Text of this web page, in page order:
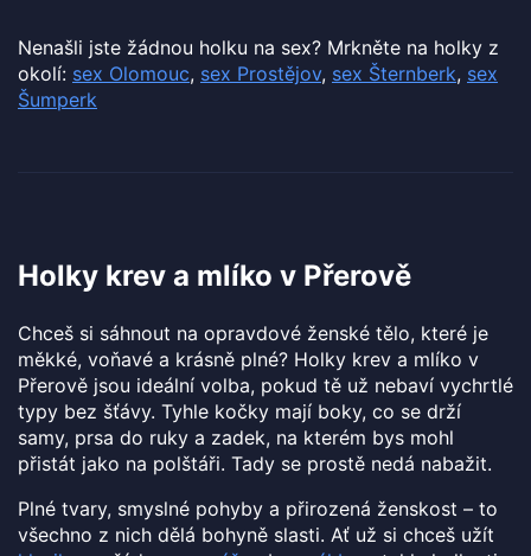
Nenašli jste žádnou holku na sex? Mrkněte na holky z
okolí: sex Olomouc, sex Prostějov, sex Šternberk, sex
Šumperk
Holky krev a mlíko v Přerově
Chceš si sáhnout na opravdové ženské tělo, které je
měkké, voňavé a krásně plné? Holky krev a mlíko v
Přerově jsou ideální volba, pokud tě už nebaví vychrtlé
typy bez šťávy. Tyhle kočky mají boky, co se drží
samy, prsa do ruky a zadek, na kterém bys mohl
přistát jako na polštáři. Tady se prostě nedá nabažit.
Plné tvary, smyslné pohyby a přirozená ženskost – to
všechno z nich dělá bohyně slasti. Ať už si chceš užít